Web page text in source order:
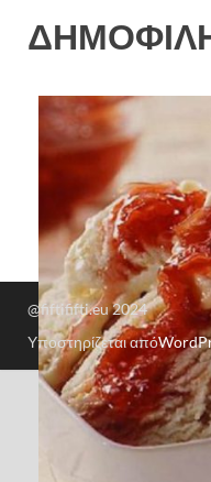
@fiftififti.eu 2024
Υποστηρίζεται από